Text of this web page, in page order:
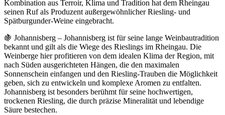
Kombination aus Terroir, Klima und Tradition hat dem Rheingau
seinen Ruf als Produzent außergewöhnlicher Riesling- und
Spätburgunder-Weine eingebracht.
🍇 Johannisberg – Johannisberg ist für seine lange Weinbautradition
bekannt und gilt als die Wiege des Rieslings im Rheingau. Die
Weinberge hier profitieren von dem idealen Klima der Region, mit
nach Süden ausgerichteten Hängen, die den maximalen
Sonnenschein einfangen und den Riesling-Trauben die Möglichkeit
geben, sich zu entwickeln und komplexe Aromen zu entfalten.
Johannisberg ist besonders berühmt für seine hochwertigen,
trockenen Riesling, die durch präzise Mineralität und lebendige
Säure bestechen.